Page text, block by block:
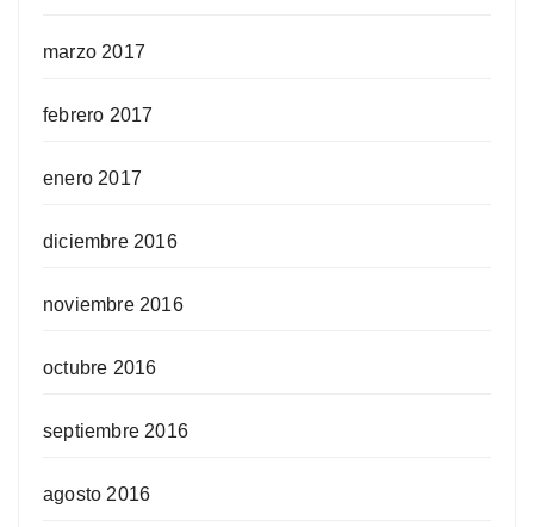
marzo 2017
febrero 2017
enero 2017
diciembre 2016
noviembre 2016
octubre 2016
septiembre 2016
agosto 2016